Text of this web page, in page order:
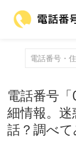
電話番号
細情報。
話？調べて